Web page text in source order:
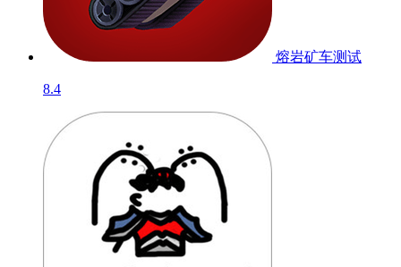
熔岩矿车测试
8.4